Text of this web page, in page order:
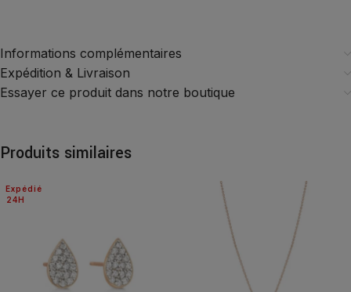
Informations complémentaires
Expédition & Livraison
Essayer ce produit dans notre boutique
Produits similaires
24H
Expédié